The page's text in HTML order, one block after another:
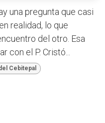
una pregunta que casi
realidad, lo que
del otro. Esa
con el P. Cristó...
Cebitepal